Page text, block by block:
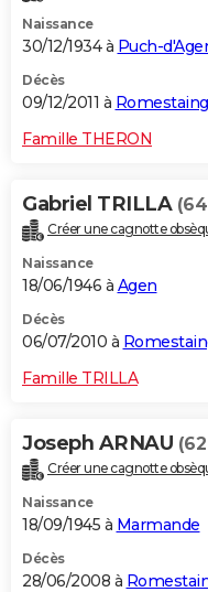
Naissance
30/12/1934 à Puch-
Décès
09/12/2011 à Romestaing
Famille THERON
Gabriel TRILLA
Créer une cagnotte
Naissance
18/06/1946 à Agen
Décès
06/07/2010 à
Famille TRILLA
Joseph ARNAU
Créer une cagnotte
Naissance
18/09/1945 à Marmande
Décès
28/06/2008 à